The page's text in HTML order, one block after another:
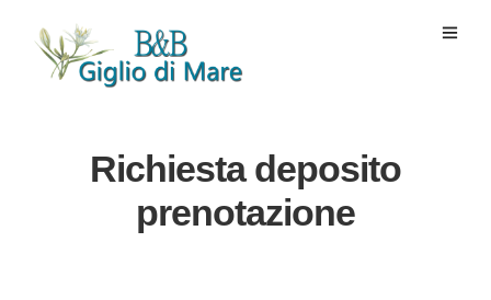
Richiesta deposito
prenotazione